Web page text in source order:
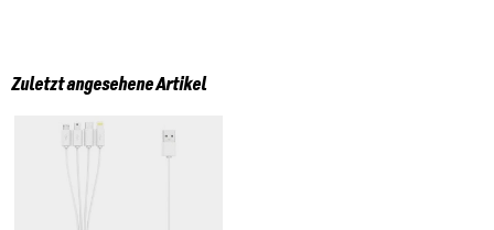
Zuletzt angesehene Artikel